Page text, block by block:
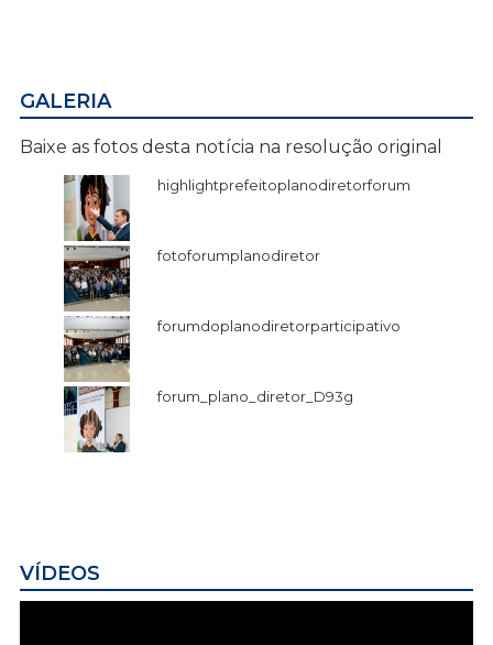
GALERIA
Baixe as fotos desta notícia na resolução original
highlightprefeitoplanodiretorforum
fotoforumplanodiretor
forumdoplanodiretorparticipativo
forum_plano_diretor_D93g
VÍDEOS